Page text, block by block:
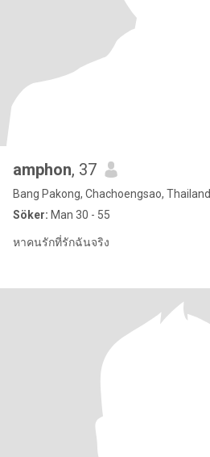
amphon, 37
Bang Pakong, Chachoengsao, Thailand
Söker: Man 30 - 55
หาคนรักที่รักฉันจริง